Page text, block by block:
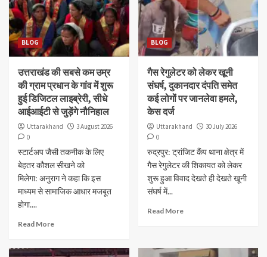
BLOG
उत्तराखंड की सबसे कम उम्र
की ग्राम प्रधान के गांव में शुरू
हुई डिजिटल लाइब्रेरी, सीधे
आईआईटी से जुड़ेंगे नौनिहाल
Uttarakhand
3 August 2026
0
स्टार्टअप जैसी तकनीक के लिए
बेहतर कौशल सीखने को
मिलेगा: अनुराग ने कहा कि इस
माध्यम से सामाजिक आधार मजबूत
होगा....
Read More
BLOG
गैस रेगुलेटर को लेकर खूनी
संघर्ष, दुकानदार दंपति समेत
कई लोगों पर जानलेवा हमले,
केस दर्ज
Uttarakhand
30 July 2026
0
रुद्रपुर: ट्रांजिट कैंप थाना क्षेत्र में
गैस रेगुलेटर की शिकायत को लेकर
शुरू हुआ विवाद देखते ही देखते खूनी
संघर्ष में...
Read More